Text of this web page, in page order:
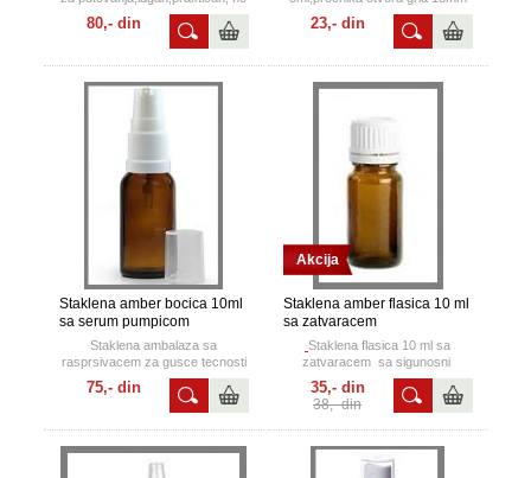
zauzima mnogo prostora a
odrzava vasu svezinu.
80,- din
za sva punjenja na alkoholno,
vodenoj i uljanoj osnovi.
23,- din
Staklena amber bocica 10ml
sa serum pumpicom
Staklena ambalaza sa
rasprsivacem za gusce tecnosti
ili kreme,ulja,mleka....
75,- din
Akcija
Staklena amber flasica 10 ml
sa zatvaracem
Staklena flasica 10 ml sa
zatvaracem sa sigunosni
prstenom.
35,- din
38,- din